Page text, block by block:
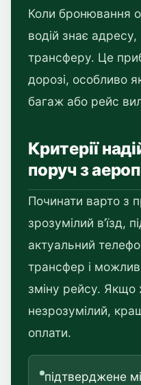
Коли бронювання
водій знає
трансферу. Це
дорозі, особливо
багаж або рейс
Критерії
поруч з
Починати варто з
зрозумілий в’їзд,
актуальний
трансфер і
зміну рейсу. Якщо
незрозумілий,
оплати.
підтверджене